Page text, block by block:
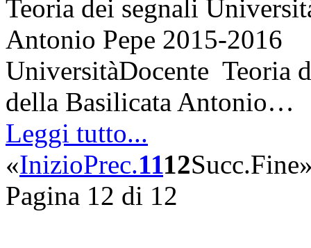
Teoria dei segnali
Antonio Pepe 2015-
UniversitàDocente Teoria
della Basilicata Antonio…
Leggi tutto...
«InizioPrec.1112Succ.Fine
Pagina 12 di 12